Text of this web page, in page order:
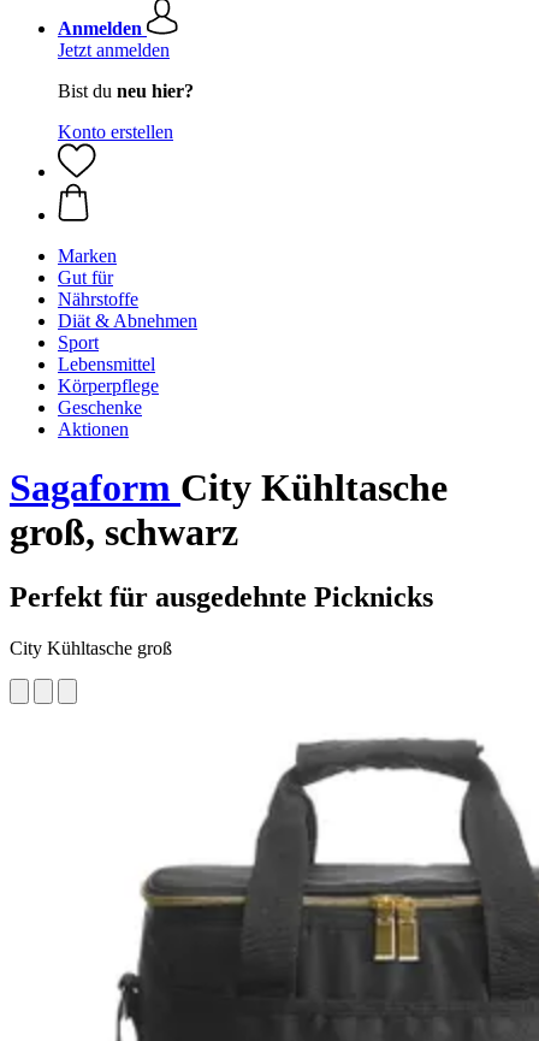
Anmelden
Jetzt anmelden
Bist du neu hier?
Konto erstellen
Marken
Gut für
Nährstoffe
Diät & Abnehmen
Sport
Lebensmittel
Körperpflege
Geschenke
Aktionen
Sagaform City Kühltasche
groß, schwarz
Perfekt für ausgedehnte Picknicks
City Kühltasche groß